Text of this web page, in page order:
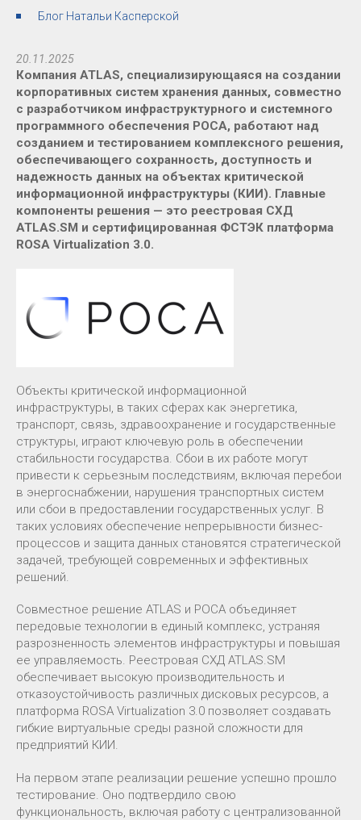
Блог Натальи Касперской
20.11.2025
Компания ATLAS, специализирующаяся на создании
корпоративных систем хранения данных, совместно
с разработчиком инфраструктурного и системного
программного обеспечения РОСА, работают над
созданием и тестированием комплексного решения,
обеспечивающего сохранность, доступность и
надежность данных на объектах критической
информационной инфраструктуры (КИИ). Главные
компоненты решения — это реестровая СХД
ATLAS.SM и сертифицированная ФСТЭК платформа
ROSA Virtualization 3.0.
Объекты критической информационной
инфраструктуры, в таких сферах как энергетика,
транспорт, связь, здравоохранение и государственные
структуры, играют ключевую роль в обеспечении
стабильности государства. Сбои в их работе могут
привести к серьезным последствиям, включая перебои
в энергоснабжении, нарушения транспортных систем
или сбои в предоставлении государственных услуг. В
таких условиях обеспечение непрерывности бизнес-
процессов и защита данных становятся стратегической
задачей, требующей современных и эффективных
решений.
Совместное решение ATLAS и РОСА объединяет
передовые технологии в единый комплекс, устраняя
разрозненность элементов инфраструктуры и повышая
ее управляемость. Реестровая СХД ATLAS.SM
обеспечивает высокую производительность и
отказоустойчивость различных дисковых ресурсов, а
платформа ROSA Virtualization 3.0 позволяет создавать
гибкие виртуальные среды разной сложности для
предприятий КИИ.
На первом этапе реализации решение успешно прошло
тестирование. Оно подтвердило свою
функциональность, включая работу с централизованной